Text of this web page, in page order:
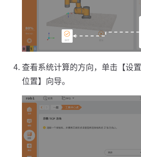
查看系统计算的方向，单击【设
位置】向导。